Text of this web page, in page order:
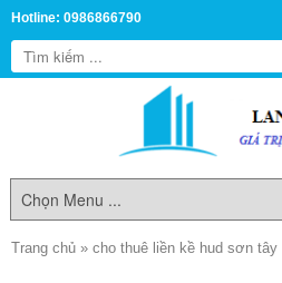
Hotline: 0986866790
Trang chủ » cho thuê liền kề hud sơn tây